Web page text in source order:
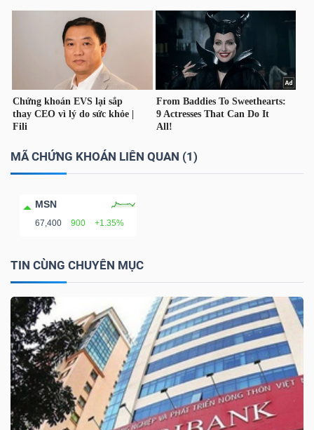
MÃ CHỨNG KHOÁN LIÊN QUAN (1)
MSN
67,400 900 +1.35%
TIN CÙNG CHUYÊN MỤC
NHÂN
PHÂN
TÍCH
VIETSTOCKFINANCE
VĨ
MÔ
NGÀNH